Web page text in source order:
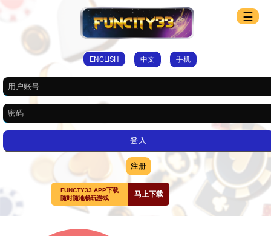
ENGLISH 中文 手机
☰
注册
FUNCTY33 APP下载
随时随地畅玩游戏
马上下载